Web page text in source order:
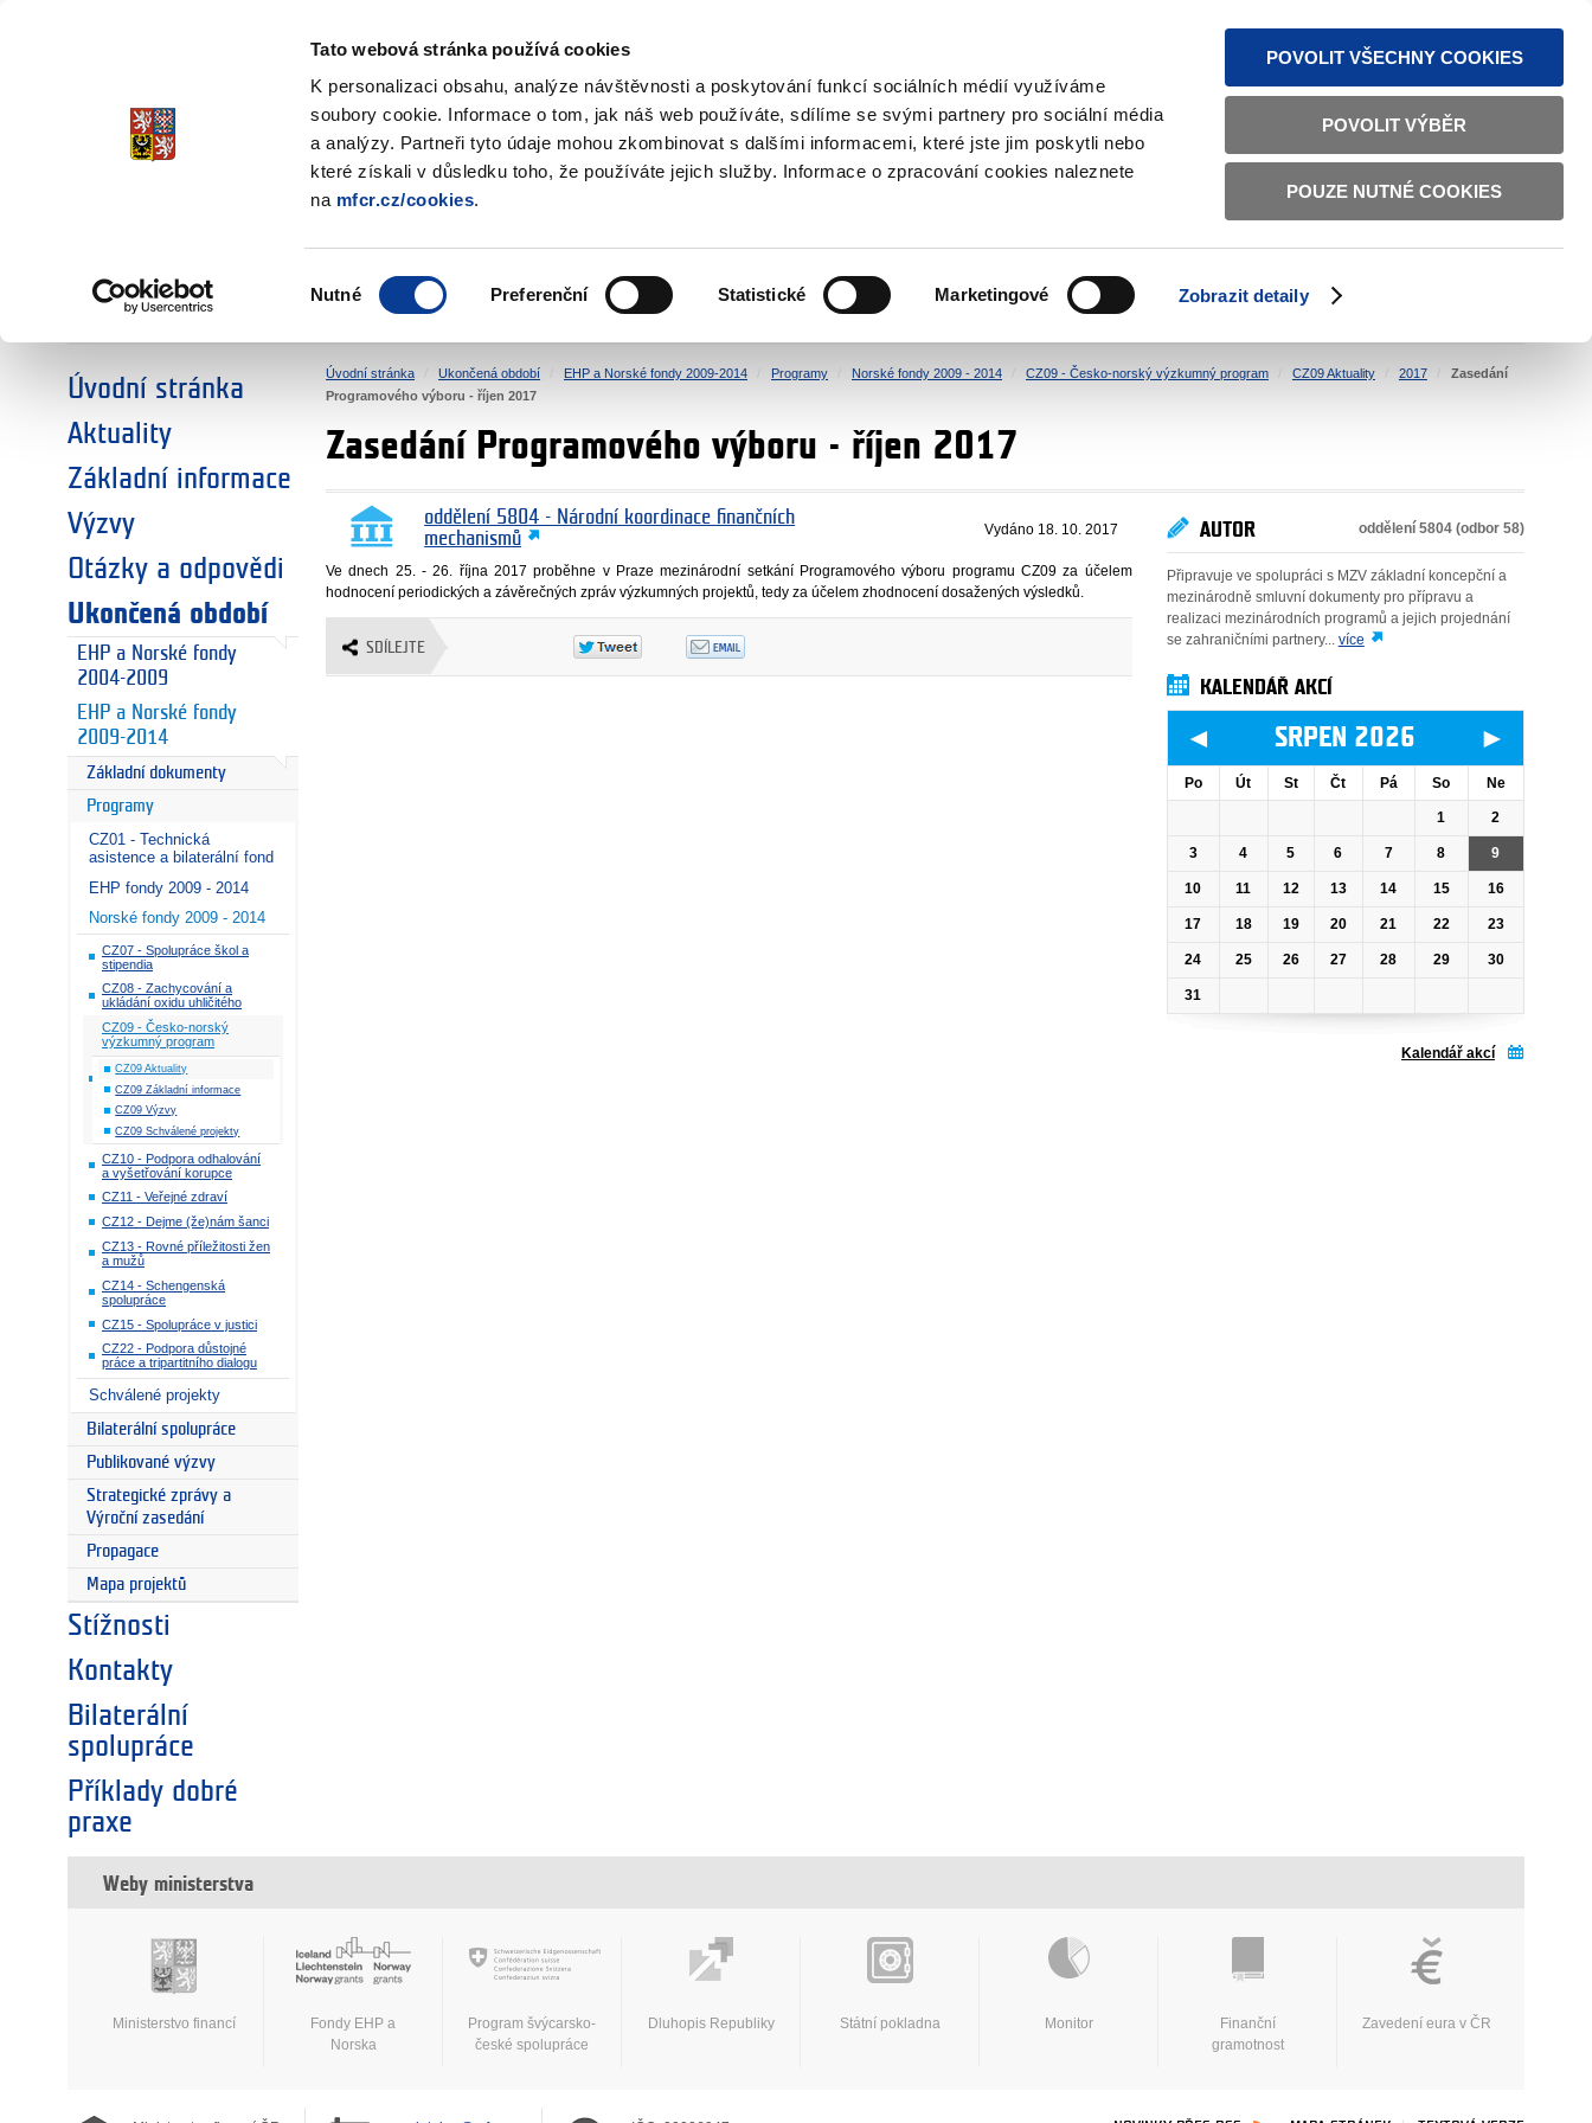
Tato webová stránka používá cookies
K personalizaci obsahu, analýze návštěvnosti a poskytování funkcí sociálních médií využíváme
soubory cookie. Informace o tom, jak náš web používáte, sdílíme se svými partnery pro sociální média
a analýzy. Partneři tyto údaje mohou zkombinovat s dalšími informacemi, které jste jim poskytli nebo
které získali v důsledku toho, že používáte jejich služby. Informace o zpracování cookies naleznete
na mfcr.cz/cookies.
souhlasu
Nutné Preferenční Statistické Marketingové Zobrazit detaily
POVOLIT VŠECHNY COOKIES
POVOLIT VÝBĚR
POUZE NUTNÉ COOKIES
TEXTOVÁ VERZE ČESKY ENGLISH
Fondy EHP a Norska
ZVOLTE SI OBLAST:
SOCIÁLNÍ DIALOG ŽIVOTNÍ PROSTŘEDÍ LIDSKÁ PRÁVA SPRAVEDLNOST VNITŘNÍ VĚCI BILATERÁLNÍ SPOLUPRÁCE
Úvodní stránka
Aktuality
Základní informace
Výzvy
Otázky a odpovědi
Ukončená období
EHP a Norské fondy
2004-2009
EHP a Norské fondy
2009-2014
Základní dokumenty
Programy
CZ01 - Technická
asistence a bilaterální fond
EHP fondy 2009 - 2014
Norské fondy 2009 - 2014
CZ07 - Spolupráce škol a
stipendia
CZ08 - Zachycování a
ukládání oxidu uhličitého
CZ09 - Česko-norský
výzkumný program
CZ09 Aktuality
CZ09 Základní informace
CZ09 Výzvy
CZ09 Schválené projekty
CZ10 - Podpora odhalování
a vyšetřování korupce
CZ11 - Veřejné zdraví
CZ12 - Dejme (že)nám šanci
CZ13 - Rovné příležitosti žen
a mužů
CZ14 - Schengenská
spolupráce
CZ15 - Spolupráce v justici
CZ22 - Podpora důstojné
práce a tripartitního dialogu
Schválené projekty
Bilaterální spolupráce
Publikované výzvy
Strategické zprávy a
Výroční zasedání
Propagace
Mapa projektů
Stížnosti
Kontakty
Bilaterální
spolupráce
Příklady dobré
praxe
Úvodní stránka Ukončená období EHP a Norské fondy 2009-2014 Programy Norské fondy 2009 - 2014 CZ09 - Česko-norský výzkumný program CZ09 Aktuality 2017
Zasedání
Programového výboru - říjen 2017
Zasedání Programového výboru - říjen 2017
oddělení 5804 - Národní koordinace finančních
mechanismů
Vydáno 18. 10. 2017
Ve dnech 25. - 26. října 2017 proběhne v Praze mezinárodní setkání Programového výboru programu CZ09 za účelem
hodnocení periodických a závěrečných zpráv výzkumných projektů, tedy za účelem zhodnocení dosažených výsledků.
SDÍLEJTE
AUTOR oddělení 5804 (odbor 58)
Připravuje ve spolupráci s MZV základní koncepční a
mezinárodně smluvní dokumenty pro přípravu a
realizaci mezinárodních programů a jejich projednání
se zahraničními partnery... více
KALENDÁŘ AKCÍ
◄ SRPEN 2026 ►
Po Út St Čt Pá So Ne
1 2
3 4 5 6 7 8 9
10 11 12 13 14 15 16
17 18 19 20 21 22 23
24 25 26 27 28 29 30
31
Kalendář akcí
Weby ministerstva
Ministerstvo financí
Fondy EHP a
Norska
Program švýcarsko-
české spolupráce
Dluhopis Republiky Státní pokladna Monitor
Finanční
gramotnost
Zavedení eura v ČR